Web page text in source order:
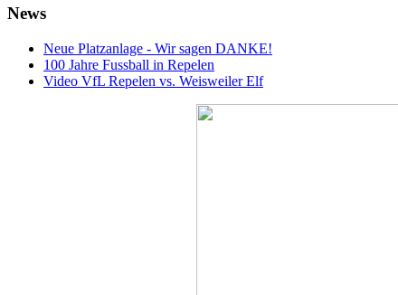
News
Neue Platzanlage - Wir sagen DANKE!
100 Jahre Fussball in Repelen
Video VfL Repelen vs. Weisweiler Elf